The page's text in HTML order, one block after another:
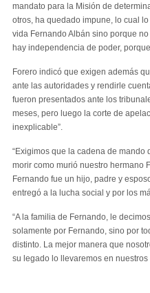
mandato para la Misión de
otros, ha quedado impune, lo cual
vida Fernando Albán sino porque
hay independencia de poder,
Forero indicó que exigen además
ante las autoridades y rendirle
fueron presentados ante los
meses, pero luego la corte de
inexplicable”.
“Exigimos que la cadena de
morir como murió nuestro hermano
Fernando fue un hijo, padre y
entregó a la lucha social y por los
“A la familia de Fernando, le
solamente por Fernando, sino por
distinto. La mejor manera que
su legado lo llevaremos en nuestros